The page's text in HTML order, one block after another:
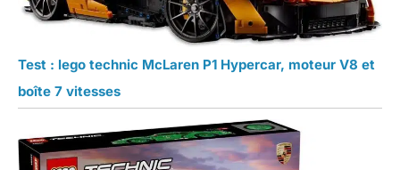
Test : lego technic McLaren P1 Hypercar, moteur V8 et
boîte 7 vitesses